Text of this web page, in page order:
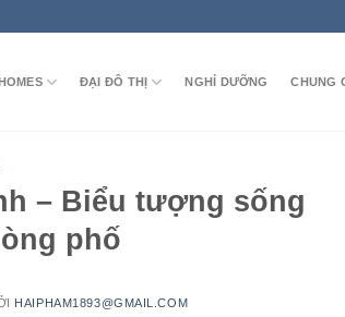
ĐẠI ĐÔ THỊ NGHỈ DƯỠNG CHUNG
– Biểu tượng sống
phố
HAIPHAM1893@GMAIL.COM